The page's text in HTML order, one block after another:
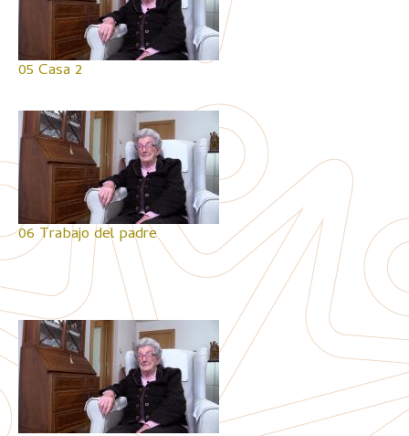
05 Casa 2
06 Trabajo del padre